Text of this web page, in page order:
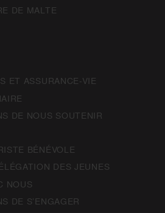
DE MALTE
ET ASSURANCE-VIE
DE NOUS SOUTENIR
BÉNÉVOLE
DES JEUNES
NOUS
DE S’ENGAGER